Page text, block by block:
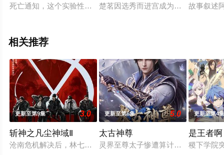
死亡通知，这个实验性计划，将会经过好几轮的测试，每一轮
楚茗因选秀而进宫成为采女，从此开
故事叙述
相关推荐
更新至第9集 3.0
斩神之凡尘神域Ⅱ
沧南危机解决后，林七夜完成津南山为期一年的守夜人集训考
更新至第6集 5.0
太古神尊
灵界至尊太子惨遭算计身死，重生跌
更新至第4
是王者
稷下学院